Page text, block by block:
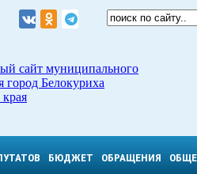
сайт муниципального
город Белокуриха
БЮДЖЕТ ОБРАЩЕНИЯ